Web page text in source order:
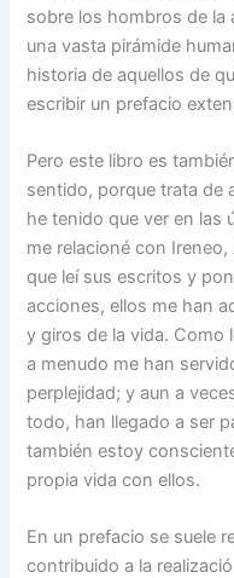
sobre los hombros de la
una vasta pirámide
historia de aquellos de
escribir un prefacio
Pero este libro es
sentido, porque trata de
he tenido que ver en las
me relacioné con
que leí sus escritos y
acciones, ellos me han
y giros de la vida. Como
a menudo me han
perplejidad; y aun a
todo, han llegado a ser
también estoy
propia vida con ellos.
En un prefacio se suele
contribuido a la